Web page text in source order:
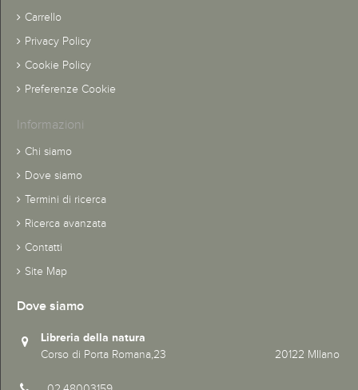
Carrello
Privacy Policy
Cookie Policy
Preferenze Cookie
Informazioni
Chi siamo
Dove siamo
Termini di ricerca
Ricerca avanzata
Contatti
Site Map
Dove siamo
Libreria della natura
Corso di Porta Romana,23 20122 MIlano